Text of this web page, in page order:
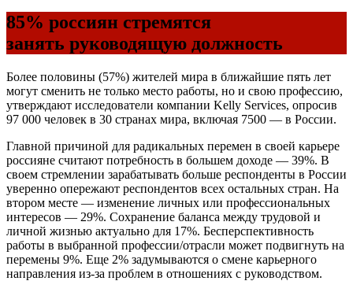
85% россиян стремятся
занять руководящую должность
Более половины (57%) жителей мира в ближайшие пять лет
могут сменить не только место работы, но и свою профессию,
утверждают исследователи компании Kelly Services, опросив
97 000 человек в 30 странах мира, включая 7500 — в России.
Главной причиной для радикальных перемен в своей карьере
россияне считают потребность в большем доходе — 39%. В
своем стремлении зарабатывать больше респонденты в России
уверенно опережают респондентов всех остальных стран. На
втором месте — изменение личных или профессиональных
интересов — 29%. Сохранение баланса между трудовой и
личной жизнью актуально для 17%. Бесперспективность
работы в выбранной профессии/отрасли может подвигнуть на
перемены 9%. Еще 2% задумываются о смене карьерного
направления из-за проблем в отношениях с руководством.